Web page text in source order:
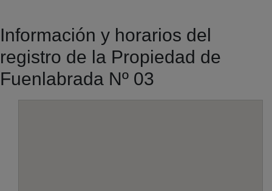
Información y horarios del
registro de la Propiedad de
Fuenlabrada Nº 03